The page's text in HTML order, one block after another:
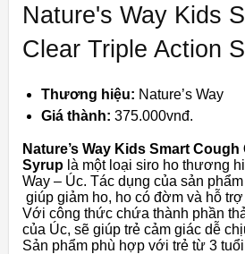
Nature's Way Kids
Clear Triple Action
Thương hiệu: Nature’s Way
Giá thành: 375.000vnđ.
Nature’s Way Kids Smart
Syrup là một loại siro ho thương
Way – Úc. Tác dụng của sản
giúp giảm ho, ho có đờm và hỗ
Với công thức chứa thành phần
của Úc, sẽ giúp trẻ cảm giác dễ
Sản phẩm phù hợp với trẻ từ 3